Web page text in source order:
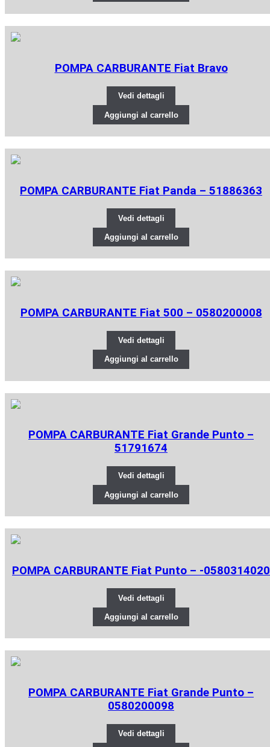
POMPA CARBURANTE Fiat Bravo
Vedi dettagli
Aggiungi al carrello
POMPA CARBURANTE Fiat Panda – 51886363
Vedi dettagli
Aggiungi al carrello
POMPA CARBURANTE Fiat 500 – 0580200008
Vedi dettagli
Aggiungi al carrello
POMPA CARBURANTE Fiat Grande Punto –
51791674
Vedi dettagli
Aggiungi al carrello
POMPA CARBURANTE Fiat Punto – -0580314020
Vedi dettagli
Aggiungi al carrello
POMPA CARBURANTE Fiat Grande Punto –
0580200098
Vedi dettagli